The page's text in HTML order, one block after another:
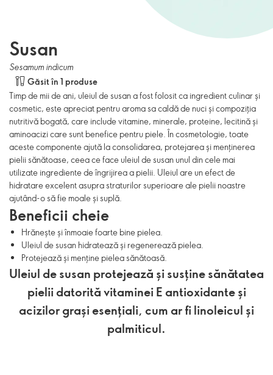
Susan
Sesamum indicum
Găsit în 1 produse
Timp de mii de ani, uleiul de susan a fost folosit ca ingredient culinar și
cosmetic, este apreciat pentru aroma sa caldă de nuci și compoziția
nutritivă bogată, care include vitamine, minerale, proteine, lecitină și
aminoacizi care sunt benefice pentru piele. În cosmetologie, toate
aceste componente ajută la consolidarea, protejarea și menținerea
pielii sănătoase, ceea ce face uleiul de susan unul din cele mai
utilizate ingrediente de îngrijirea a pielii. Uleiul are un efect de
hidratare excelent asupra straturilor superioare ale pielii noastre
ajutând-o să fie moale și suplă.
Beneficii cheie
Hrănește și înmoaie foarte bine pielea.
Uleiul de susan hidratează și regenerează pielea.
Protejează și menține pielea sănătoasă.
Uleiul de susan protejează și susține sănătatea
pielii datorită vitaminei E antioxidante și
acizilor grași esențiali, cum ar fi linoleicul și
palmiticul.